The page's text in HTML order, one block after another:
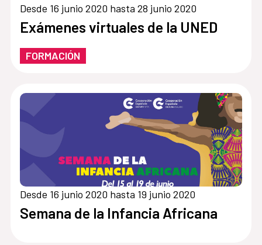
Desde 16 junio 2020 hasta 28 junio 2020
Exámenes virtuales de la UNED
FORMACIÓN
Desde 16 junio 2020 hasta 19 junio 2020
Semana de la Infancia Africana